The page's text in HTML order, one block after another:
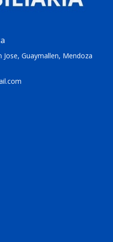
Jose, Guaymallen, Mendoza